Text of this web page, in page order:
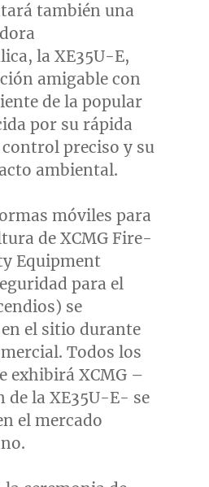
también una
la XE35U-E,
amigable con
de la popular
por su rápida
preciso y su
ambiental.
móviles para
de XCMG Fire-
Equipment
para el
se
el sitio durante
Todos los
exhibirá XCMG –
de la XE35U-E- se
el mercado